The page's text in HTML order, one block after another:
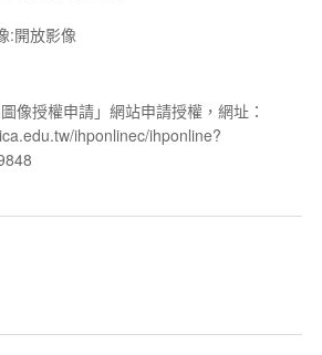
:開放影像
像授權申請」網站申請授權，網址：
ihponlinec/ihponline?